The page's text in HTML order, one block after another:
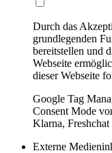
Durch das
grundlegenden
bereitstellen und
Webseite
dieser Webseite
Google Tag
Consent Mode
Klarna, Freshchat
Externe